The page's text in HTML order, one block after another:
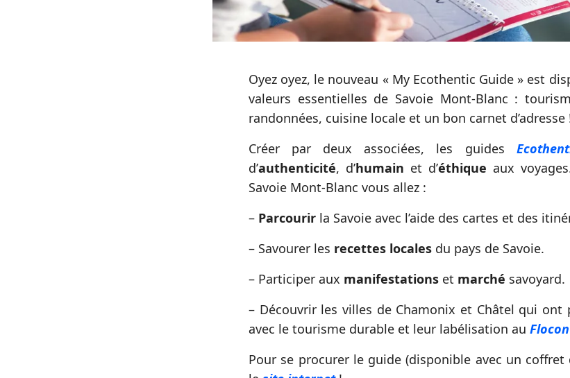
Oyez oyez, le nouveau « My Ecothentic Guide » est
valeurs essentielles de Savoie Mont-Blanc :
randonnées, cuisine locale et un bon carnet d’adresse
Créer par deux associées, les guides
d’authenticité, d’humain et d’éthique aux
Savoie Mont-Blanc vous allez :
– Parcourir la Savoie avec l’aide des cartes et des
– Savourer les recettes locales du pays de Savoie.
– Participer aux manifestations et marché savoyard.
– Découvrir les villes de Chamonix et Châtel qui ont
avec le tourisme durable et leur labélisation au
Pour se procurer le guide (disponible avec un coffret